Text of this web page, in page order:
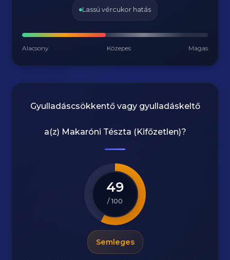
Lassú vércukor hatás
Alacsony Közepes Magas
Gyulladáscsökkentő vagy gyulladáskeltő
a(z) Makaróni Tészta (Kifőzetlen)?
49
/ 100
Semleges